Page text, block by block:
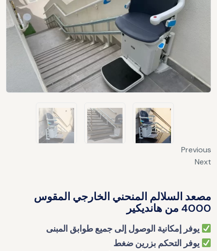
Previous
Next
مصعد السلالم المنحني الخارجي المقوس
4000 من هانديكير
يوفر إمكانية الوصول إلى جميع طوابق المبنى
يوفر التحكم بزرين ضغط